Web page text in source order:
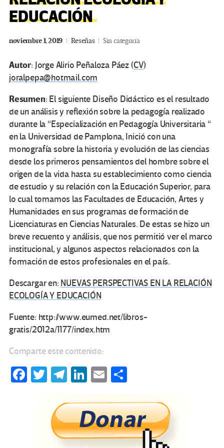
EDUCACIÓN
noviembre 1, 2019 Reseñas Sin categoría
Autor: Jorge Alirio Peñaloza Páez (CV)
joralpepa@hotmail.com
Resumen: El siguiente Diseño Didáctico es el resultado
de un análisis y reflexión sobre la pedagogía realizado
durante la “Especialización en Pedagogía Universitaria “
en la Universidad de Pamplona, Inició con una
monografía sobre la historia y evolución de las ciencias
desde los primeros pensamientos del hombre sobre el
origen de la vida hasta su establecimiento como ciencia
de estudio y su relación con la Educación Superior, para
lo cual tomamos las Facultades de Educación, Artes y
Humanidades en sus programas de formación de
Licenciaturas en Ciencias Naturales. De estas se hizo un
breve recuento y análisis, que nos permitió ver el marco
institucional, y algunos aspectos relacionados con la
formación de estos profesionales en el país.
Descargar en: NUEVAS PERSPECTIVAS EN LA RELACIÓN
ECOLOGÍA Y EDUCACIÓN
Fuente: http://www.eumed.net/libros-
gratis/2012a/1177/index.htm
Comparte este contenido:
Fa T
tt
er
Te
gr
a
m
Li
ke
dI
n
E
ail m
p
ar